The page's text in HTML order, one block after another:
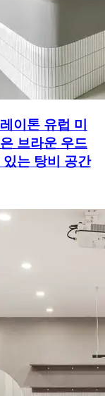
이톤 유럽 미
브라운 우드
는 탕비 공간